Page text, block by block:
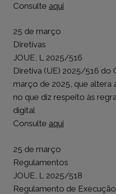
Consulte aqui
25 de março
Diretivas
JOUE, L 2025/516
Diretiva (UE) 2025/516 do
março de 2025, que
no que diz respeito às
digital
Consulte aqui
25 de março
Regulamentos
JOUE, L 2025/518
Regulamento de